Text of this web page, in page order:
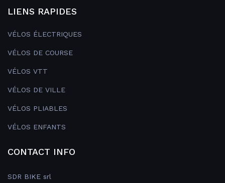
LIENS RAPIDES
VÉLOS ÉLECTRIQUES
VÉLOS DE COURSE
VÉLOS VTT
VÉLOS DE VILLE
VÉLOS PLIABLES
VÉLOS ENFANTS
CONTACT INFO
SDR BIKE srl